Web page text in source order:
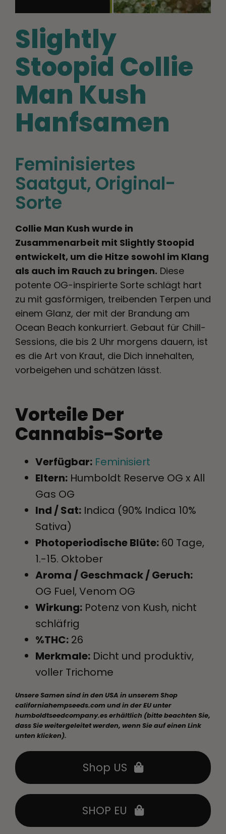
Slightly
Stoopid Collie
Man Kush
Hanfsamen
Feminisiertes
Saatgut, Original-
Sorte
Collie Man Kush wurde in
Zusammenarbeit mit Slightly Stoopid
entwickelt, um die Hitze sowohl im Klang
als auch im Rauch zu bringen. Diese
potente OG-inspirierte Sorte schlägt hart
zu mit gasförmigen, treibenden Terpen und
einem Glanz, der mit der Brandung am
Ocean Beach konkurriert. Gebaut für Chill-
Sessions, die bis 2 Uhr morgens dauern, ist
es die Art von Kraut, die Dich innehalten,
vorbeigehen und schätzen lässt.
Vorteile Der
Cannabis-Sorte
Verfügbar: Feminisiert
Eltern:Humboldt Reserve OG x All
Gas OG
Ind / Sat:Indica (90% Indica 10%
Sativa)
Photoperiodische Blüte:60 Tage,
1.-15. Oktober
Aroma / Geschmack / Geruch:
OG Fuel, Venom OG
Wirkung:Potenz von Kush, nicht
schläfrig
%THC:26
Merkmale:Dicht und produktiv,
voller Trichome
Unsere Samen sind in den USA in unserem Shop
californiahempseeds.com und in der EU unter
humboldtseedcompany.es erhältlich (bitte beachten Sie,
dass Sie weitergeleitet werden, wenn Sie auf einen Link
unten klicken).
Shop US
SHOP EU